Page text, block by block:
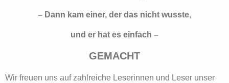
– Dann kam einer, der das nicht wusste,
und er hat es einfach –
GEMACHT
Wir freuen uns auf zahlreiche Leserinnen und Leser unser